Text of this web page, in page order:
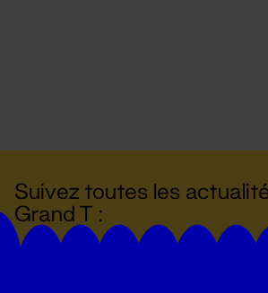
Suivez toutes les
Grand T :